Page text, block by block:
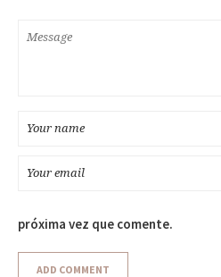
próxima vez que comente.